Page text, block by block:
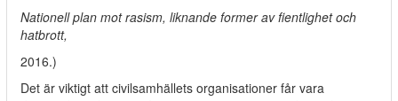
Nationell plan mot rasism, liknande former av fientlighet och
hatbrott,
2016.)
Det är viktigt att civilsamhällets organisationer får vara